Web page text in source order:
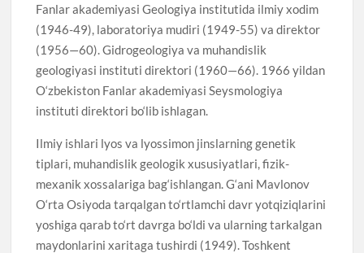
Fanlar akademiyasi Geologiya institutida ilmiy xodim
(1946-49), laboratoriya mudiri (1949-55) va direktor
(1956—60). Gidrogeologiya va muhandislik
geologiyasi instituti direktori (1960—66). 1966 yildan
O‘zbekiston Fanlar akademiyasi Seysmologiya
instituti direktori bo‘lib ishlagan.
Ilmiy ishlari lyos va lyossimon jinslarning genetik
tiplari, muhandislik geologik xususiyatlari, fizik-
mexanik xossalariga bag‘ishlangan. G‘ani Mavlonov
O‘rta Osiyoda tarqalgan to‘rtlamchi davr yotqiziqlarini
yoshiga qarab to‘rt davrga bo‘ldi va ularning tarkalgan
maydonlarini xaritaga tushirdi (1949). Toshkent